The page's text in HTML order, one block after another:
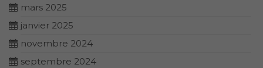
mars 2025
janvier 2025
novembre 2024
septembre 2024